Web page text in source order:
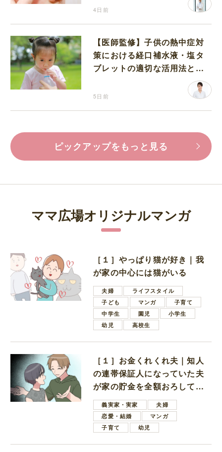
4日前
【医師監修】子供の熱中症対
策における経口補水液・塩タ
ブレットの適切な活用法と水
5日前
ピックアップをもっと見る
ママ広場オリジナルマンガ
［１］やっぱり猫が好き｜我
が家の中心には猫がいる
夫婦
ライフスタイル
子ども
マンガ
子育て
中学生
園児
小学生
幼児
高校生
［１］お金くれくれ夫｜知人
の連帯保証人になっていた夫
が家の貯金を全額おろしてほ
しいと言ってきた
義実家・実家
夫婦
恋愛・結婚
マンガ
子育て
幼児